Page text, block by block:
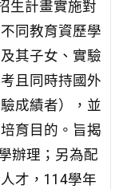
生計畫實施對
同教育資歷學
其子女、實驗
且同時持國外
成績者），並
育目的。旨揭
辦理；另為配
才，114學年